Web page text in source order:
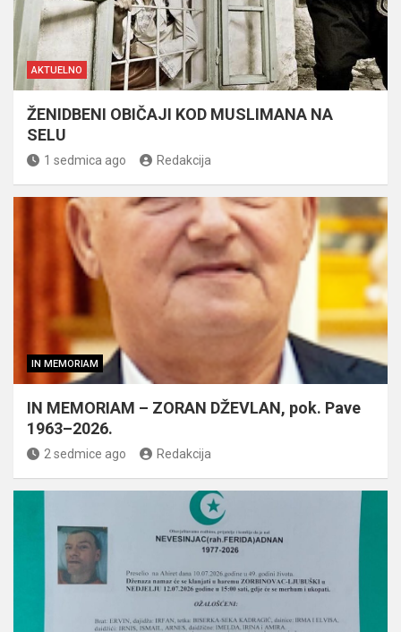
AKTUELNO
ŽENIDBENI OBIČAJI KOD MUSLIMANA NA
SELU
1 sedmica ago Redakcija
IN MEMORIAM
IN MEMORIAM – ZORAN DŽEVLAN, pok. Pave
1963–2026.
2 sedmice ago Redakcija